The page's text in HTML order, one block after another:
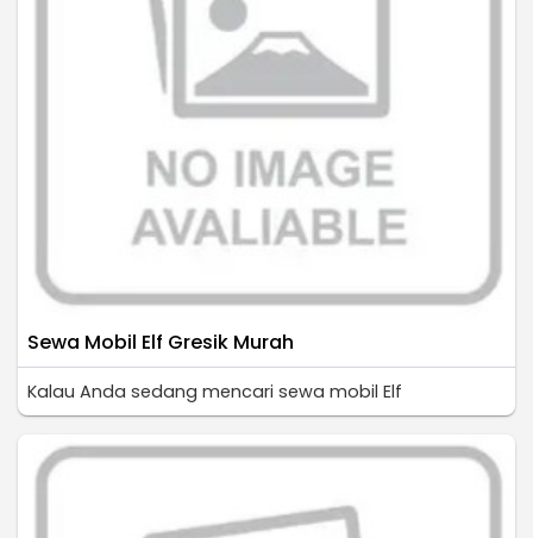
Sewa Mobil Elf Gresik Murah
Kalau Anda sedang mencari sewa mobil Elf